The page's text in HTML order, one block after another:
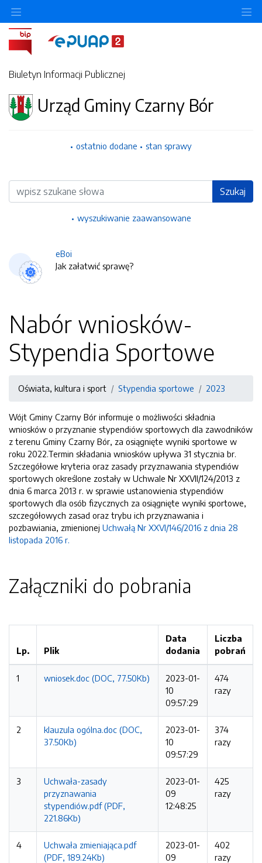
Biuletyn Informacji Publicznej
Urząd Gminy Czarny Bór
ostatnio dodane stan sprawy
Wyszukiwarka Szukaj
wyszukiwanie zaawansowane
eBoi
Jak załatwić sprawę?
Nabór wniosków-
Stypendia Sportowe
Oświata, kultura i sport Stypendia sportowe 2023
Wójt Gminy Czarny Bór informuje o możliwości składnia
wniosków o przyznanie stypendiów sportowych dla zawodników
z terenu Gminy Czarny Bór, za osiągnięte wyniki sportowe w
roku 2022.Termin składania wniosków upływa 31 stycznia br.
Szczegółowe kryteria oraz zasady przyznawania stypendiów
sportowych określone zostały w Uchwale Nr XXVII/124/2013 z
dnia 6 marca 2013 r. w sprawie ustanowienia stypendiów
sportowych dla osób fizycznych za osiągnięte wyniki sportowe,
szczegółowych zasad oraz trybu ich przyznawania i
pozbawiania, zmienionej Uchwałą Nr XXVI/146/2016 z dnia 28
listopada 2016 r.
Załączniki do pobrania
Lp. Plik
Data
dodania
Liczba
pobrań
1 wniosek.doc (DOC, 77.50Kb)
2023-01-
10
09:57:29
474
razy
2
klauzula ogólna.doc (DOC,
37.50Kb)
2023-01-
10
09:57:29
374
razy
3
Uchwała-zasady
przyznawania
stypendiów.pdf (PDF,
221.86Kb)
2023-01-
09
12:48:25
425
razy
4
Uchwała zmieniająca.pdf
(PDF, 189.24Kb)
2023-01-
09
402
razy